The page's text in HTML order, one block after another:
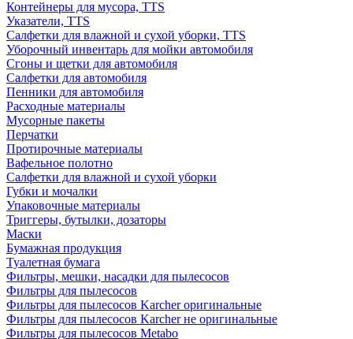
Контейнеры для мусора, TTS
Указатели, TTS
Салфетки для влажной и сухой уборки, TTS
Уборочный инвентарь для мойки автомобиля
Сгоны и щетки для автомобиля
Салфетки для автомобиля
Пенники для автомобиля
Расходные материалы
Мусорные пакеты
Перчатки
Протирочные материалы
Вафельное полотно
Салфетки для влажной и сухой уборки
Губки и мочалки
Упаковочные материалы
Триггеры, бутылки, дозаторы
Маски
Бумажная продукция
Туалетная бумага
Фильтры, мешки, насадки для пылесосов
Фильтры для пылесосов
Фильтры для пылесосов Karcher оригинальные
Фильтры для пылесосов Karcher не оригинальные
Фильтры для пылесосов Metabo